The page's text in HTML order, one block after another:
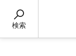
検索